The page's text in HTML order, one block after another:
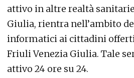
attivo in altre realtà
Giulia, rientra nell’ambito
informatici ai cittadini
Friuli Venezia Giulia. Tale
attivo 24 ore su 24.